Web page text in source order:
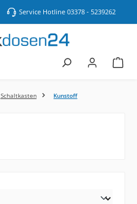
Service Hotline 03378 - 5239262
Schaltkasten Kunstoff